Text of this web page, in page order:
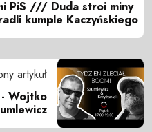
PiS /// Duda stroi miny
kumple Kaczyńskiego
artykuł
- Wojtko